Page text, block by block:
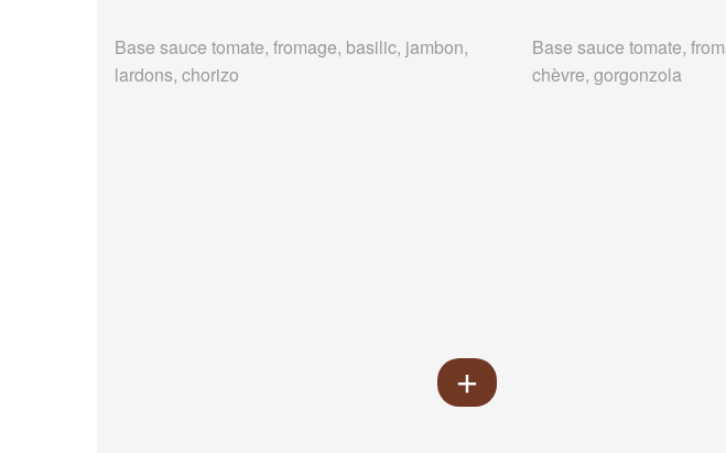
Base sauce tomate, fromage, basilic, jambon,
lardons, chorizo
Base sauce tomate,
chèvre, gorgonzola